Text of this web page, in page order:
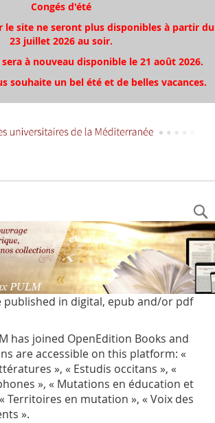
Congés d'été
le site ne seront plus disponibles à partir du
23 juillet 2026 au soir.
à nouveau disponible le 21 août 2026.
souhaite un bel été et de belles vacances.
published in digital, epub and/or pdf
has joined OpenEdition Books and
are accessible on this platform: «
», « Estudis occitans », «
», « Mutations en éducation et
Territoires en mutation », « Voix des
».